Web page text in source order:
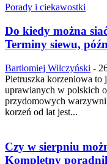
Porady i ciekawostki
Do kiedy można
Terminy siewu,
Bartłomiej Wilczyński -
Pietruszka korzeniowa to
uprawianych w polskich
przydomowych
korzeń od lat jest...
Czy w sierpniu
Kompletny